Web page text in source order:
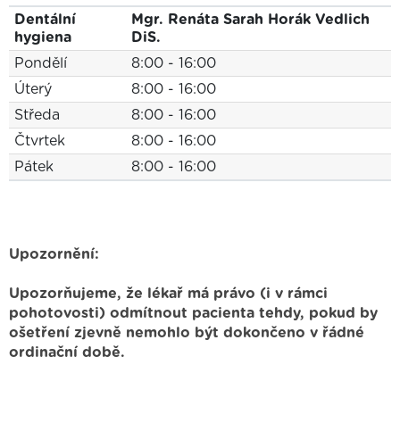
Dentální
hygiena
Mgr. Renáta Sarah Horák Vedlich
DiS.
Pondělí
8:00 - 16:00
Úterý
8:00 - 16:00
Středa
8:00 - 16:00
Čtvrtek
8:00 - 16:00
Pátek
8:00 - 16:00
Upozornění:
Upozorňujeme, že lékař má právo (i v rámci
pohotovosti) odmítnout pacienta tehdy, pokud by
ošetření zjevně nemohlo být dokončeno v řádné
ordinační době.